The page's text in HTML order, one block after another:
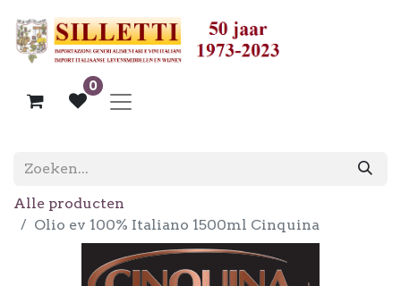
0
Alle producten
Olio ev 100% Italiano 1500ml Cinquina